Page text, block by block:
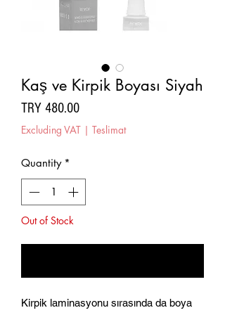
Kaş ve Kirpik Boyası Siyah
TRY 480.00Price
Excluding VAT | Teslimat
Quantity *
Out of Stock
Kirpik laminasyonu sırasında da boya